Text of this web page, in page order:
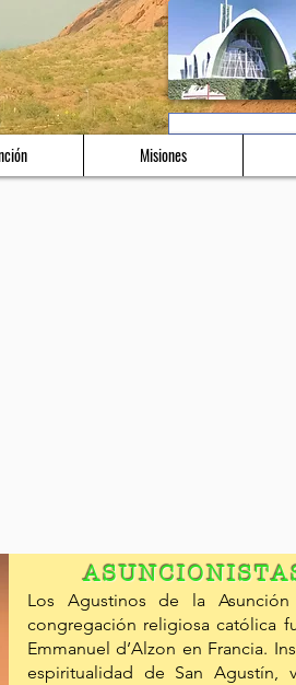
Misiones
Los Agustinos de la Asunción
congregación religiosa católica
Emmanuel d’Alzon en Francia.
espiritualidad de San Agustín,